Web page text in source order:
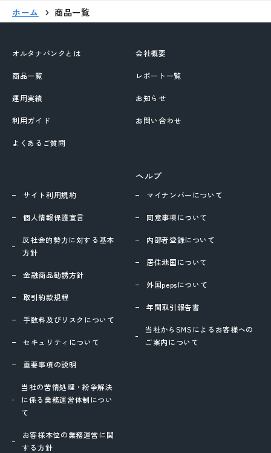
ホーム 商品一覧
オルタナバンクとは
商品一覧
運用実績
利用ガイド
よくあるご質問
会社概要
レポート一覧
お知らせ
お問い合わせ
ヘルプ
マイナンバーについて
同意事項について
内部者登録について
居住地国について
外国pepsについて
年間取引報告書
当社からSMSによるお客様への
ご案内について
サイト利用規約
個人情報保護宣言
反社会的勢力に対する基本
方針
金融商品勧誘方針
取引約款規程
手数料及びリスクについて
セキュリティについて
重要事項の説明
当社の苦情処理・紛争解決
に係る業務運営体制につい
て
お客様本位の業務運営に関
する方針